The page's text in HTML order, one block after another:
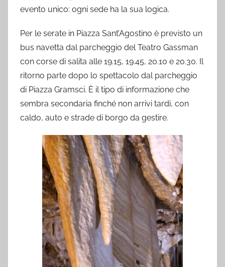
evento unico: ogni sede ha la sua logica.
Per le serate in Piazza Sant’Agostino è previsto un
bus navetta dal parcheggio del Teatro Gassman
con corse di salita alle 19.15, 19.45, 20.10 e 20.30. Il
ritorno parte dopo lo spettacolo dal parcheggio
di Piazza Gramsci. È il tipo di informazione che
sembra secondaria finché non arrivi tardi, con
caldo, auto e strade di borgo da gestire.